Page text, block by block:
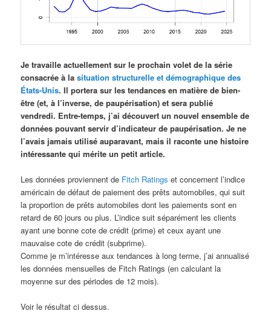
Je travaille actuellement sur le prochain volet de la série
consacrée à lasituation structurelle et démographique des
États-Unis. Il portera sur les tendances en matière de bien-
être (et, à l’inverse, de paupérisation) et sera publié
vendredi. Entre-temps, j’ai découvert un nouvel ensemble de
données pouvant servir d’indicateur de paupérisation. Je ne
l’avais jamais utilisé auparavant, mais il raconte une histoire
intéressante qui mérite un petit article.
Les données proviennent de Fitch Ratings et concernent l’indice
américain de défaut de paiement des prêts automobiles, qui suit
la proportion de prêts automobiles dont les paiements sont en
retard de 60 jours ou plus. L’indice suit séparément les clients
ayant une bonne cote de crédit (prime) et ceux ayant une
mauvaise cote de crédit (subprime).
Comme je m’intéresse aux tendances à long terme, j’ai annualisé
les données mensuelles de Fitch Ratings (en calculant la
moyenne sur des périodes de 12 mois).
Voir le résultat ci dessus.